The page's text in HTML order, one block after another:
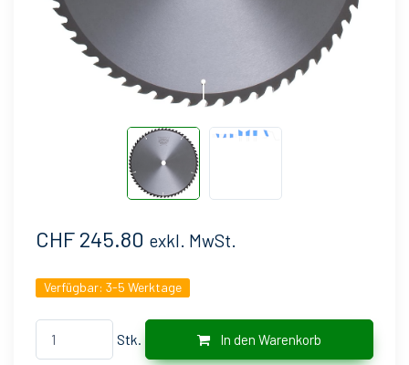
CHF 245.80 exkl. MwSt.
Verfügbar: 3-5 Werktage
Stk. In den Warenkorb